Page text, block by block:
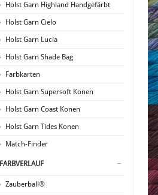
Holst Garn Highland Handgefärbt
Holst Garn Cielo
Holst Garn Lucia
Holst Garn Shade Bag
Farbkarten
Holst Garn Supersoft Konen
Holst Garn Coast Konen
Holst Garn Tides Konen
Match-Finder
FARBVERLAUF
Zauberball®